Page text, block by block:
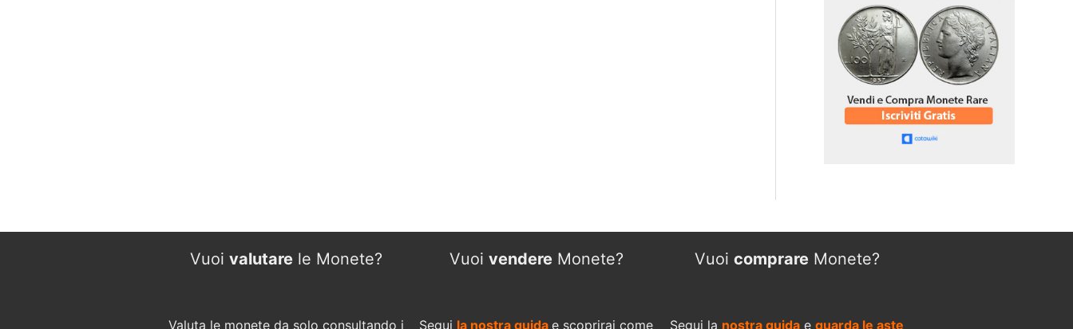
Vuoi valutarele Monete?
Valuta le monete da solo consultando i
Vuoi vendereMonete?
Segui la nostra guida e scoprirai come
Vuoi comprareMonete?
Segui la nostra guida eguarda le aste